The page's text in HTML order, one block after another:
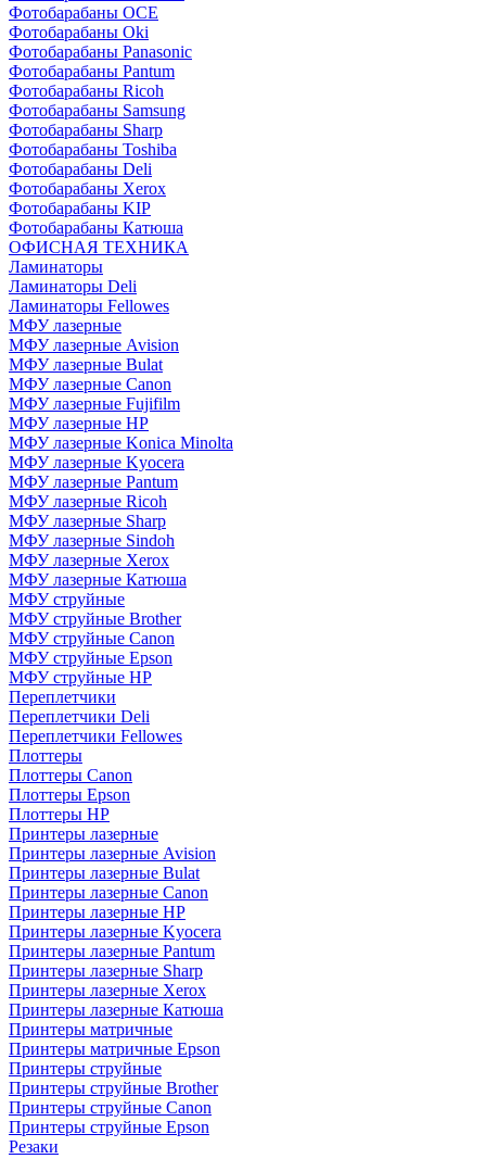
Фотобарабаны OCE
Фотобарабаны Oki
Фотобарабаны Panasonic
Фотобарабаны Pantum
Фотобарабаны Ricoh
Фотобарабаны Samsung
Фотобарабаны Sharp
Фотобарабаны Toshiba
Фотобарабаны Deli
Фотобарабаны Xerox
Фотобарабаны KIP
Фотобарабаны Катюша
ОФИСНАЯ ТЕХНИКА
Ламинаторы
Ламинаторы Deli
Ламинаторы Fellowes
МФУ лазерные
МФУ лазерные Avision
МФУ лазерные Bulat
МФУ лазерные Canon
МФУ лазерные Fujifilm
МФУ лазерные HP
МФУ лазерные Konica Minolta
МФУ лазерные Kyocera
МФУ лазерные Pantum
МФУ лазерные Ricoh
МФУ лазерные Sharp
МФУ лазерные Sindoh
МФУ лазерные Xerox
МФУ лазерные Катюша
МФУ струйные
МФУ струйные Brother
МФУ струйные Canon
МФУ струйные Epson
МФУ струйные HP
Переплетчики
Переплетчики Deli
Переплетчики Fellowes
Плоттеры
Плоттеры Canon
Плоттеры Epson
Плоттеры HP
Принтеры лазерные
Принтеры лазерные Avision
Принтеры лазерные Bulat
Принтеры лазерные Canon
Принтеры лазерные HP
Принтеры лазерные Kyocera
Принтеры лазерные Pantum
Принтеры лазерные Sharp
Принтеры лазерные Xerox
Принтеры лазерные Катюша
Принтеры матричные
Принтеры матричные Epson
Принтеры струйные
Принтеры струйные Brother
Принтеры струйные Canon
Принтеры струйные Epson
Резаки